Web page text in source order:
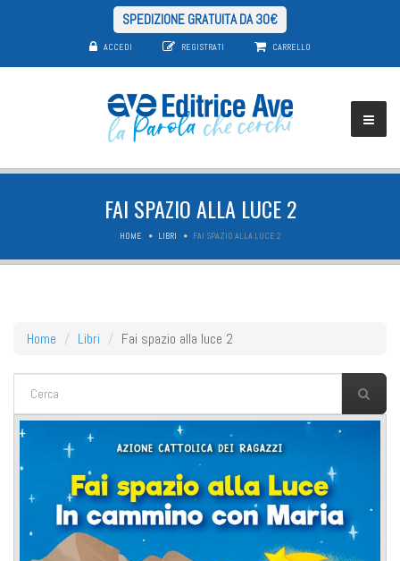
SPEDIZIONE GRATUITA DA 30€
ACCEDI REGISTRATI CARRELLO
FAI SPAZIO ALLA LUCE 2
HOME LIBRI FAI SPAZIO ALLA LUCE 2
Home Libri Fai spazio alla luce 2
FORM DI RICERCA